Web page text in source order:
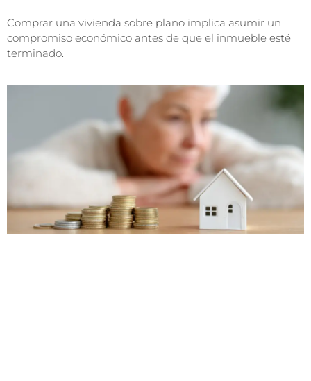
Comprar una vivienda sobre plano implica asumir un
compromiso económico antes de que el inmueble esté
terminado.